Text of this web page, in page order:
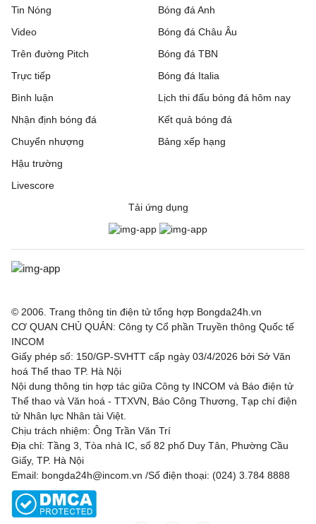
Tin Nóng
Video
Trên đường Pitch
Trực tiếp
Bóng đá Anh
Bóng đá Châu Âu
Bóng đá TBN
Bóng đá Italia
Bình luận
Nhận định bóng đá
Chuyển nhượng
Hậu trường
Livescore
Lịch thi đấu bóng đá hôm nay
Kết quả bóng đá
Bảng xếp hạng
Tải ứng dụng
© 2006. Trang thông tin điện tử tổng hợp Bongda24h.vn
CƠ QUAN CHỦ QUẢN: Công ty Cổ phần Truyền thông Quốc tế
INCOM
Giấy phép số: 150/GP-SVHTT cấp ngày 03/4/2026 bởi Sở Văn
hoá Thể thao TP. Hà Nội
Nội dung thông tin hợp tác giữa Công ty INCOM và Báo điện tử
Thể thao và Văn hoá - TTXVN, Báo Công Thương, Tạp chí điện
tử Nhân lực Nhân tài Việt.
Chịu trách nhiệm: Ông Trần Văn Trí
Địa chỉ: Tầng 3, Tòa nhà IC, số 82 phố Duy Tân, Phường Cầu
Giấy, TP. Hà Nội
Email: bongda24h@incom.vn /Số điện thoại: (024) 3.784 8888